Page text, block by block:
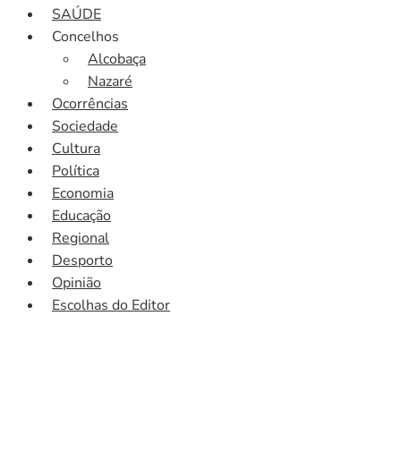
SAÚDE
Concelhos
Alcobaça
Nazaré
Ocorrências
Sociedade
Cultura
Política
Economia
Educação
Regional
Desporto
Opinião
Escolhas do Editor